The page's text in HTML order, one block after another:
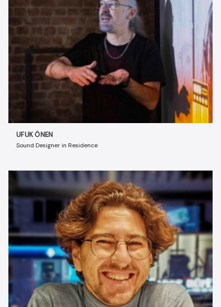
UFUK ÖNEN
Sound Designer in Residence